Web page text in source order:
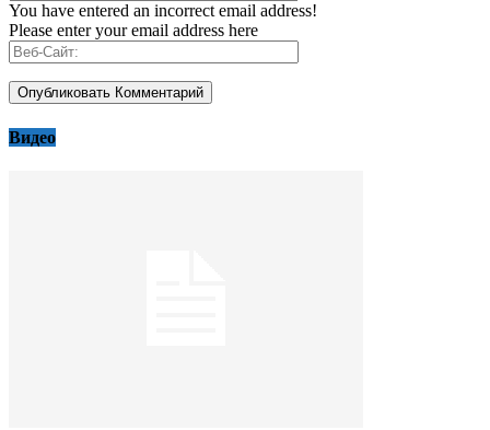
You have entered an incorrect email address!
Please enter your email address here
Видео